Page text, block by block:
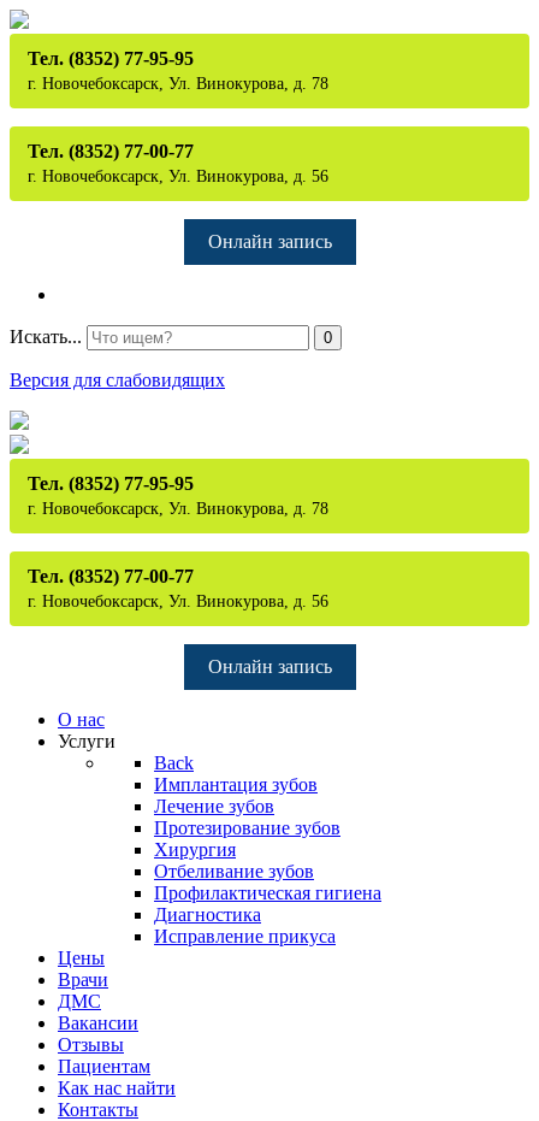
Тел. (8352) 77-95-95
г. Новочебоксарск, Ул. Винокурова, д. 78
Тел. (8352) 77-00-77
г. Новочебоксарск, Ул. Винокурова, д. 56
Онлайн запись
Искать... 0
Версия для слабовидящих
Тел. (8352) 77-95-95
г. Новочебоксарск, Ул. Винокурова, д. 78
Тел. (8352) 77-00-77
г. Новочебоксарск, Ул. Винокурова, д. 56
Онлайн запись
О нас
Услуги
Back
Имплантация зубов
Лечение зубов
Протезирование зубов
Хирургия
Отбеливание зубов
Профилактическая гигиена
Диагностика
Исправление прикуса
Цены
Врачи
ДМС
Вакансии
Отзывы
Пациентам
Как нас найти
Контакты